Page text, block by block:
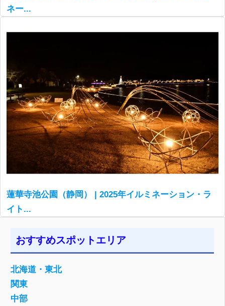
ネー...
蓮華寺池公園（静岡） | 2025年イルミネーション・ラ
イト...
おすすめスポットエリア
北海道・東北
関東
中部